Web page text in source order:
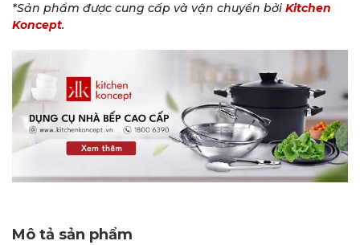
*Sản phẩm được cung cấp và vận chuyển bởi Kitchen
Koncept.
Mô tả sản phẩm